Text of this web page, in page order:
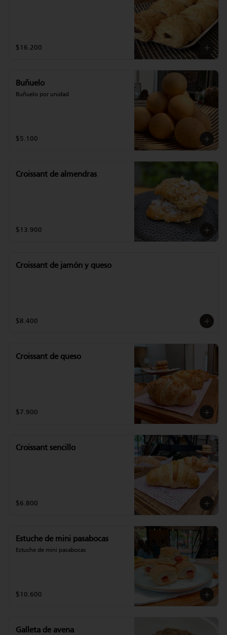
$16.200
Buñuelo
Buñuelo por unidad
$5.100
Croissant de almendras
$13.900
Croissant de jamón y queso
$8.400
Croissant de queso
$7.900
Croissant sencillo
$6.800
Estuche de mini pasabocas
Estuche de mini pasabocas
$10.600
Galleta de avena